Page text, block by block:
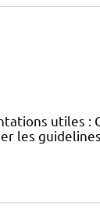
utiles :
les